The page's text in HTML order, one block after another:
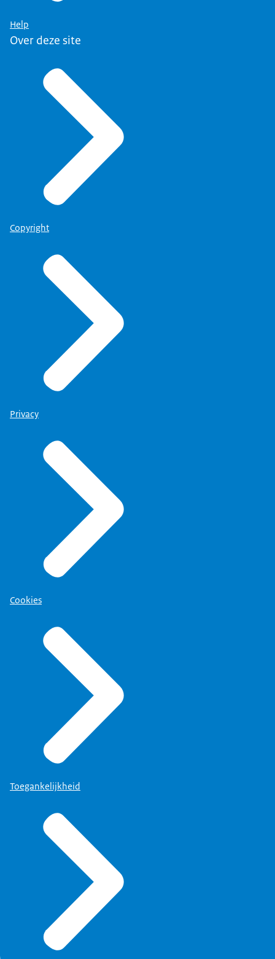
Help
Over deze site
Copyright
Privacy
Cookies
Toegankelijkheid